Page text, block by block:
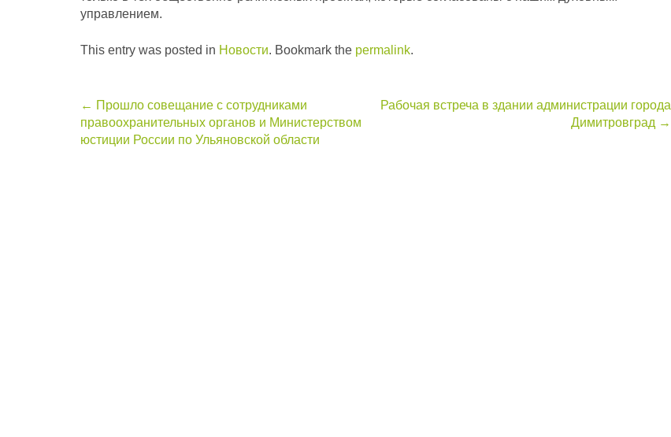
управлением.
This entry was posted in Новости. Bookmark the permalink.
Post
navigation
← Прошло совещание с сотрудниками
правоохранительных органов и Министерством
юстиции России по Ульяновской области
Рабочая встреча в здании администрации города
Димитровград →